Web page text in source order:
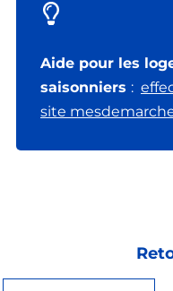
Aide pour les
saisonniers :
site